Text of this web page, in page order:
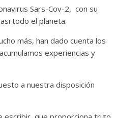
Sars-Cov-2, con su
todo el planeta.
más, han dado cuenta los
experiencias y
a nuestra disposición